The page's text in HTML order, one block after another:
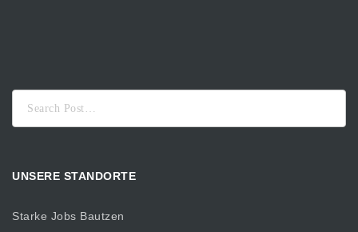
nach:
UNSERE STANDORTE
Starke Jobs Bautzen